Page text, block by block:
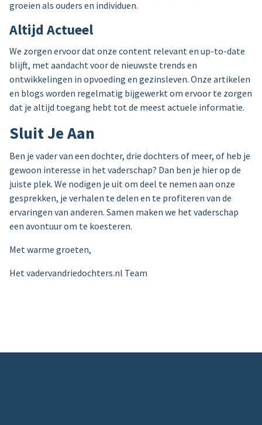
groeien als ouders en individuen.
Altijd Actueel
We zorgen ervoor dat onze content relevant en up-to-date
blijft, met aandacht voor de nieuwste trends en
ontwikkelingen in opvoeding en gezinsleven. Onze artikelen
en blogs worden regelmatig bijgewerkt om ervoor te zorgen
dat je altijd toegang hebt tot de meest actuele informatie.
Sluit Je Aan
Ben je vader van een dochter, drie dochters of meer, of heb je
gewoon interesse in het vaderschap? Dan ben je hier op de
juiste plek. We nodigen je uit om deel te nemen aan onze
gesprekken, je verhalen te delen en te profiteren van de
ervaringen van anderen. Samen maken we het vaderschap
een avontuur om te koesteren.
Met warme groeten,
Het vadervandriedochters.nl Team